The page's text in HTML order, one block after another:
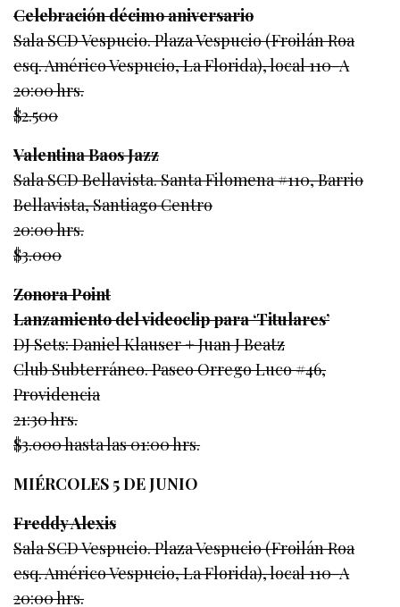
Celebración décimo aniversario
Sala SCD Vespucio. Plaza Vespucio (Froilán Roa
esq. Américo Vespucio, La Florida), local 110-A
20:00 hrs.
$2.500
Valentina Baos Jazz
Sala SCD Bellavista. Santa Filomena #110, Barrio
Bellavista, Santiago Centro
20:00 hrs.
$3.000
Zonora Point
Lanzamiento del videoclip para ‘Titulares’
DJ Sets: Daniel Klauser + Juan J Beatz
Club Subterráneo. Paseo Orrego Luco #46,
Providencia
21:30 hrs.
$3.000 hasta las 01:00 hrs.
MIÉRCOLES 5 DE JUNIO
Freddy Alexis
Sala SCD Vespucio. Plaza Vespucio (Froilán Roa
esq. Américo Vespucio, La Florida), local 110-A
20:00 hrs.